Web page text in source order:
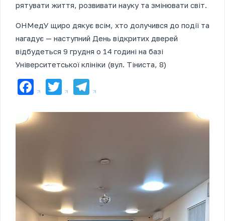
рятувати життя, розвивати науку та змінювати світ.
ОНМедУ щиро дякує всім, хто долучився до події та
нагадує — наступний День відкритих дверей
відбудеться 9 грудня о 14 годині на базі
Університетської клініки (вул. Тіниста, 8)
Facebook
TwitterTelegram